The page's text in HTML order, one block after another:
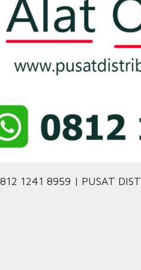
1241 8959 | PUSAT